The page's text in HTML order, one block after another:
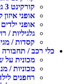
קורקינט 3 גלגלים
אופני איזון
אופני ילדים
גלגיליות /
קסדות /
כלי רכב / תחבורה
מכונית על
מכוניות /
רחפנים